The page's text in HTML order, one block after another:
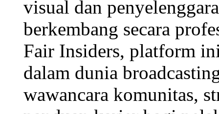
visual dan
berkembang secara
Fair Insiders, platform
dalam dunia
wawancara komunitas,